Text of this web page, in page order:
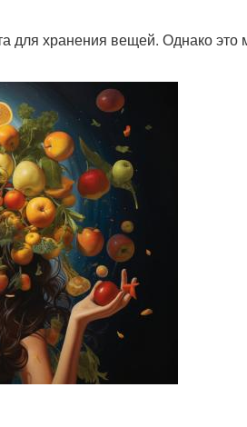
для хранения вещей. Однако это